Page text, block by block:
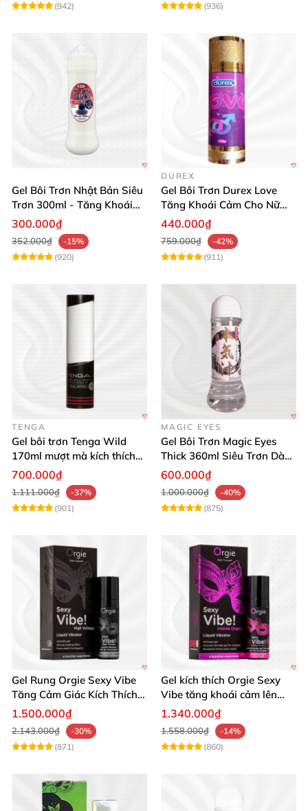
(942) (936)
Gel Bôi Trơn Nhật Bản Siêu
Trơn 300ml - Tăng Khoái
Cảm
300.000₫
352.000₫
-15%
(920)
DUREX
Gel Bôi Trơn Durex Love
Tăng Khoái Cảm Cho Nữ
Mua Sắm Ngay
440.000₫
759.000₫
-42%
(911)
TENGA
Gel bôi trơn Tenga Wild
170ml mượt mà kích thích
cảm xúc mạnh
700.000₫
1.111.000₫
-37%
(901)
MAGIC EYES
Gel Bôi Trơn Magic Eyes
Thick 360ml Siêu Trơn Dày
Dưỡng Ẩm
600.000₫
1.000.000₫
-40%
(875)
Gel Rung Orgie Sexy Vibe
Tăng Cảm Giác Kích Thích
Mạnh Mẽ
1.500.000₫
2.143.000₫
-30%
(871)
Gel kích thích Orgie Sexy
Vibe tăng khoái cảm lên
cao
1.340.000₫
1.558.000₫
-14%
(860)